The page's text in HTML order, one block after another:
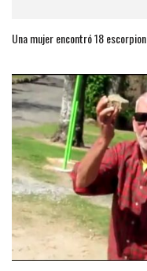
Una mujer encontró 18